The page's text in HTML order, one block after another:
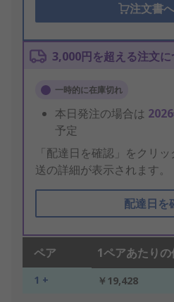
注文書
3,000円を超える注文
一時的に在庫切れ
本日発注の場合は
予定
「配達日を確認」をクリ
送の詳細が表示されます。
配達日を
ペア 1ペアあたり
1 + ￥19,428